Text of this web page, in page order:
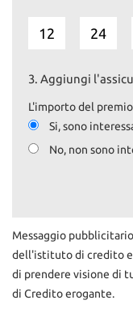
12 24
3. Aggiungi
L'importo del
Si, sono
No, non sono
Messaggio
dell'istituto di credito
di prendere visione di
di Credito erogante.